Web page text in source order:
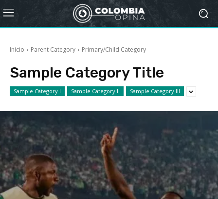
Inicio Parent Category Primary/Child Category
Sample Category Title
Sample Category I Sample Category II Sample Category III